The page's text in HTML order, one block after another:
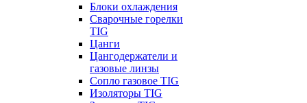
Блоки охлаждения
Сварочные горелки
TIG
Цанги
Цангодержатели и
газовые линзы
Сопло газовое TIG
Изоляторы TIG